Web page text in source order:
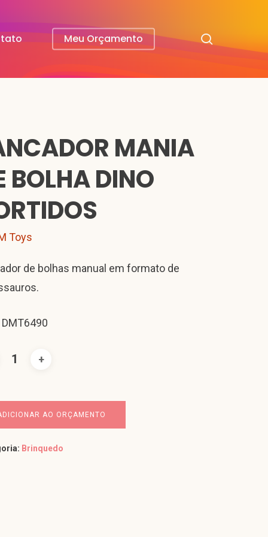
Meu Orçamento
MANIA
BOLHA DINO
Toys
de bolhas manual em formato de
DMT6490
AO ORÇAMENTO
Brinquedo